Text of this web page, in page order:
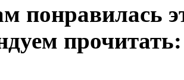
понравилась
прочитать: